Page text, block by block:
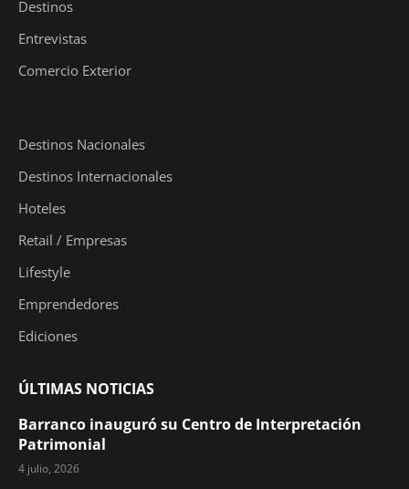
Destinos
Entrevistas
Comercio Exterior
Destinos Nacionales
Destinos Internacionales
Hoteles
Retail / Empresas
Lifestyle
Emprendedores
Ediciones
ÚLTIMAS NOTICIAS
Barranco inauguró su Centro de Interpretación
Patrimonial
4 julio, 2026